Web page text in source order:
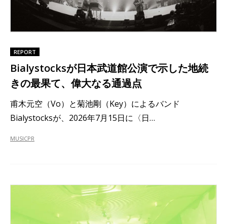
REPORT
Bialystocksが日本武道館公演で示した地続
きの最果て、偉大なる通過点
甫木元空（Vo）と菊池剛（Key）によるバンド
Bialystocksが、2026年7月15日に〈日…
MUSICPR